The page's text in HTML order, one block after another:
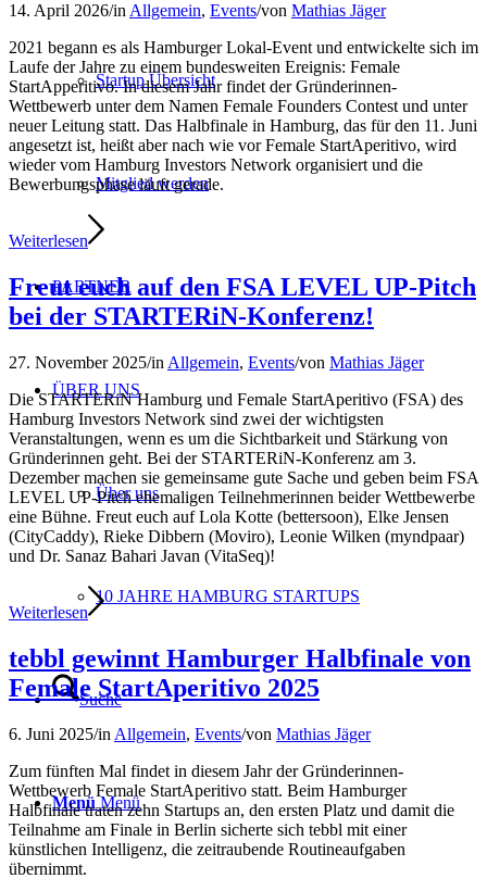
Startup Übersicht
Mitglied werden
PARTNER
ÜBER UNS
Über uns
10 JAHRE HAMBURG STARTUPS
Suche
Menü Menü
14. April 2026/in Allgemein, Events/von Mathias Jäger
2021 begann es als Hamburger Lokal-Event und entwickelte sich im
Laufe der Jahre zu einem bundesweiten Ereignis: Female
StartApperitivo. In diesem Jahr findet der Gründerinnen-
Wettbewerb unter dem Namen Female Founders Contest und unter
neuer Leitung statt. Das Halbfinale in Hamburg, das für den 11. Juni
angesetzt ist, heißt aber nach wie vor Female StartAperitivo, wird
wieder vom Hamburg Investors Network organisiert und die
Bewerbungsphase läuft gerade.
Weiterlesen
Freut euch auf den FSA LEVEL UP-Pitch
bei der STARTERiN-Konferenz!
27. November 2025/in Allgemein, Events/von Mathias Jäger
Die STARTERiN Hamburg und Female StartAperitivo (FSA) des
Hamburg Investors Network sind zwei der wichtigsten
Veranstaltungen, wenn es um die Sichtbarkeit und Stärkung von
Gründerinnen geht. Bei der STARTERiN-Konferenz am 3.
Dezember machen sie gemeinsame gute Sache und geben beim FSA
LEVEL UP-Pitch ehemaligen Teilnehmerinnen beider Wettbewerbe
eine Bühne. Freut euch auf Lola Kotte (bettersoon), Elke Jensen
(CityCaddy), Rieke Dibbern (Moviro), Leonie Wilken (myndpaar)
und Dr. Sanaz Bahari Javan (VitaSeq)!
Weiterlesen
tebbl gewinnt Hamburger Halbfinale von
Female StartAperitivo 2025
6. Juni 2025/in Allgemein, Events/von Mathias Jäger
Zum fünften Mal findet in diesem Jahr der Gründerinnen-
Wettbewerb Female StartAperitivo statt. Beim Hamburger
Halbfinale traten zehn Startups an, den ersten Platz und damit die
Teilnahme am Finale in Berlin sicherte sich tebbl mit einer
künstlichen Intelligenz, die zeitraubende Routineaufgaben
übernimmt.